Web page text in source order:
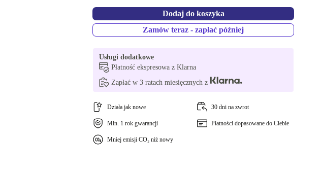
Dodaj do koszyka
Zamów teraz - zapłać później
Usługi dodatkowe
Płatność ekspresowa z Klarna
Zapłać w 3 ratach miesięcznych z
Działa jak nowe 30 dni na zwrot
Min. 1 rok gwarancji Płatności dopasowane do Ciebie
Mniej emisji CO₂ niż nowy